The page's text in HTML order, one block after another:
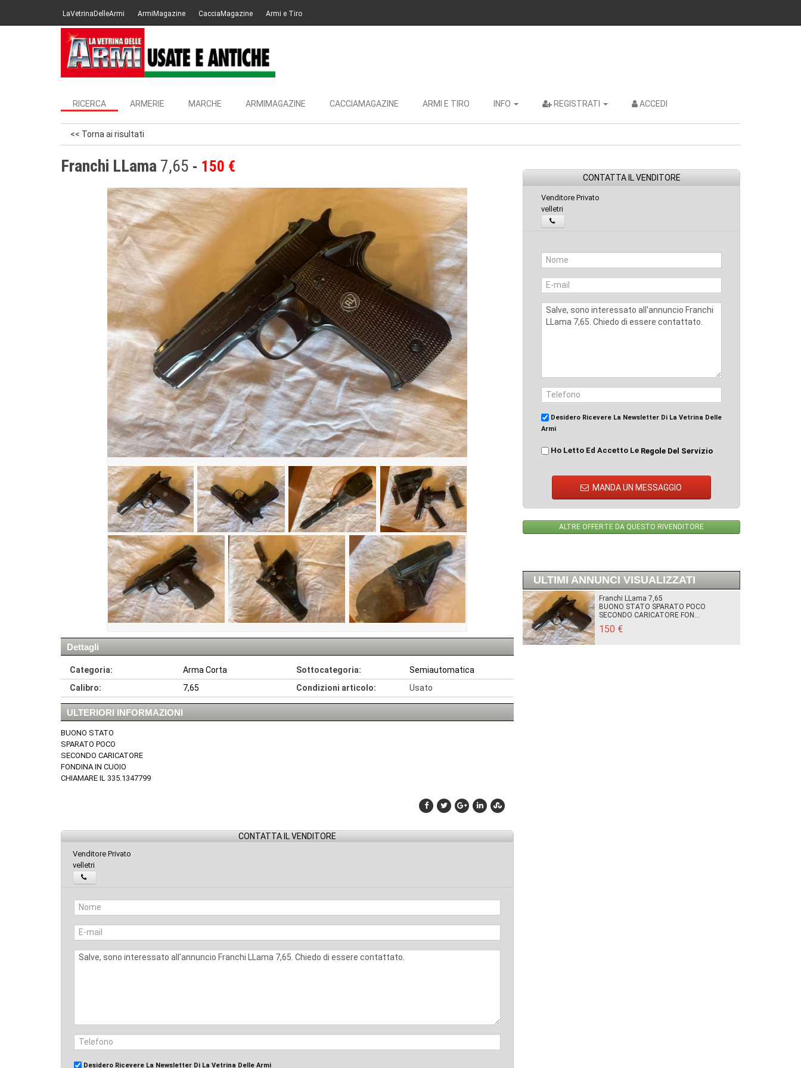
LaVetrinaDelleArmi ArmiMagazine CacciaMagazine Armi e Tiro
RICERCA ARMERIE MARCHE ARMIMAGAZINE CACCIAMAGAZINE ARMI E TIRO INFO REGISTRATI ACCEDI
<< Torna ai risultati
Franchi LLama 7,65 150 €
Dettagli
Categoria: Arma Corta Sottocategoria:
Semiautomatica
Calibro:
7,65 Condizioni articolo: Usato
ULTERIORI INFORMAZIONI
BUONO STATO
SPARATO POCO
SECONDO CARICATORE
FONDINA IN CUOIO
CHIAMARE IL 335.1347799
CONTATTA IL VENDITORE
Venditore Privato
velletri
Desidero Ricevere La Newsletter Di La Vetrina Delle Armi
CONTATTA IL VENDITORE
Venditore Privato
velletri
Desidero Ricevere La Newsletter Di La Vetrina Delle
Armi
Ho Letto Ed Accetto Le Regole Del Servizio
MANDA UN MESSAGGIO
ALTRE OFFERTE DA QUESTO RIVENDITORE
ULTIMI ANNUNCI VISUALIZZATI
Franchi LLama 7,65
BUONO STATO SPARATO POCO
SECONDO CARICATORE FON...
150 €